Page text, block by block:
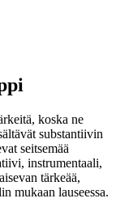
koska ne
substantiivin
seitsemää
instrumentaali,
tärkeää,
mukaan lauseessa.